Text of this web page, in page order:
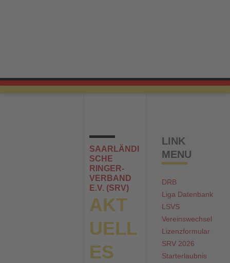
SAARLÄNDI
SCHE
RINGER-
VERBAND
E.V. (SRV)
AKT
UELL
ES
LINK
MENU
DRB
Liga Datenbank
LSVS
Vereinswechsel
Lizenzformular
SRV 2026
Starterlaubnis